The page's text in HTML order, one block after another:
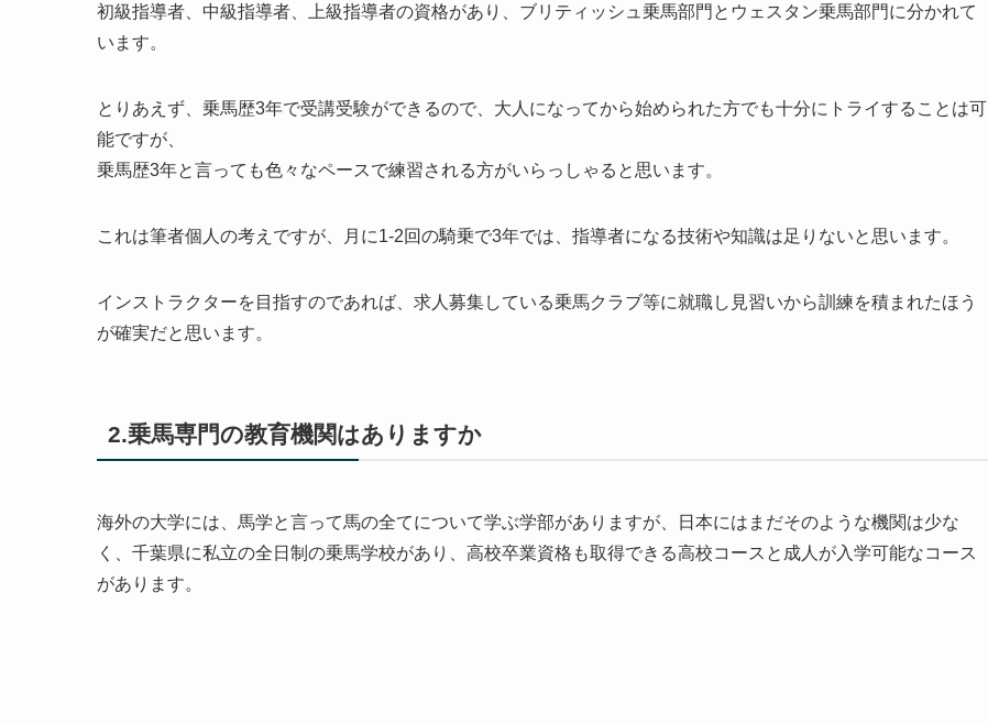
初級指導者、中級指導者、上級指導者の資格があり、ブリティッシュ乗馬部門とウェスタン乗馬部門に分かれて
います。
とりあえず、乗馬歴3年で受講受験ができるので、大人になってから始められた方でも十分にトライすることは可
能ですが、
乗馬歴3年と言っても色々なペースで練習される方がいらっしゃると思います。
これは筆者個人の考えですが、月に1-2回の騎乗で3年では、指導者になる技術や知識は足りないと思います。
インストラクターを目指すのであれば、求人募集している乗馬クラブ等に就職し見習いから訓練を積まれたほう
が確実だと思います。
2.乗馬専門の教育機関はありますか
海外の大学には、馬学と言って馬の全てについて学ぶ学部がありますが、日本にはまだそのような機関は少な
く、千葉県に私立の全日制の乗馬学校があり、高校卒業資格も取得できる高校コースと成人が入学可能なコース
があります。